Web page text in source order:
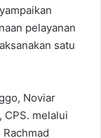
pelayanan
satu
Noviar
CPS. melalui